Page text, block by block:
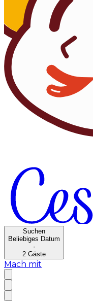
Suchen
Beliebiges Datum
·
2 Gäste
Mach mit